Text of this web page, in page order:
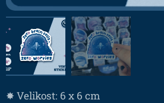
✸ Velikost: 6 x 6 cm